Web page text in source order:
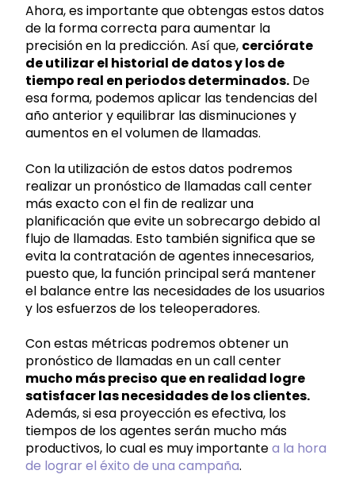
Ahora, es importante que obtengas estos datos
de la forma correcta para aumentar la
precisión en la predicción. Así que, cerciórate
de utilizar el historial de datos y los de
tiempo real en periodos determinados. De
esa forma, podemos aplicar las tendencias del
año anterior y equilibrar las disminuciones y
aumentos en el volumen de llamadas.
Con la utilización de estos datos podremos
realizar un pronóstico de llamadas call center
más exacto con el fin de realizar una
planificación que evite un sobrecargo debido al
flujo de llamadas. Esto también significa que se
evita la contratación de agentes innecesarios,
puesto que, la función principal será mantener
el balance entre las necesidades de los usuarios
y los esfuerzos de los teleoperadores.
Con estas métricas podremos obtener un
pronóstico de llamadas en un call center
mucho más preciso que en realidad logre
satisfacer las necesidades de los clientes.
Además, si esa proyección es efectiva, los
tiempos de los agentes serán mucho más
productivos, lo cual es muy importantea la hora
de lograr el éxito de una campaña.